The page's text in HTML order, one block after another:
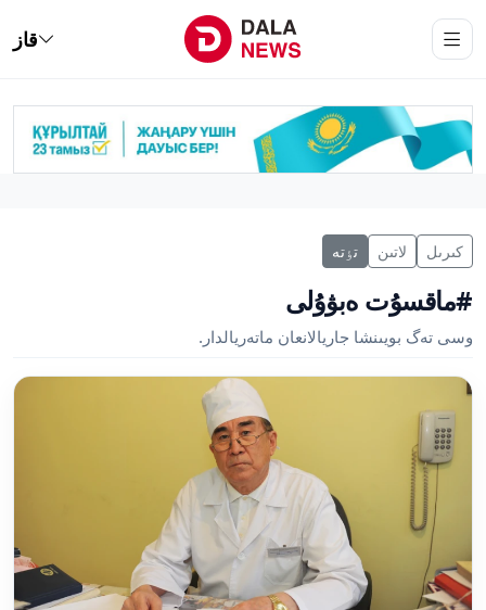
قاز
كىرىل لاتىن تٶتە
#ماقسۇت ەبۋۇلى
وسى تەگ بويىنشا جاريالانعان ماتەريالدار.